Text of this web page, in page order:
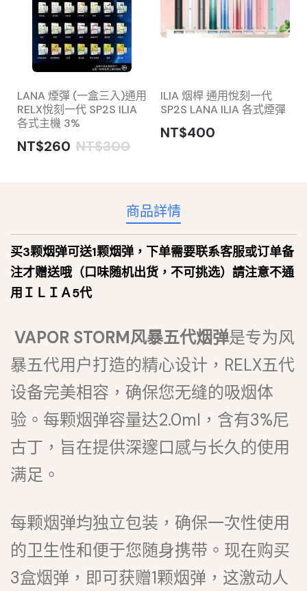
LANA 煙彈 (一盒三入)通用
RELX悅刻一代 SP2S ILIA
各式主機 3%
NT$260 NT$300
ILIA 烟桿 通用悅刻一代
SP2S LANA ILIA 各式煙彈
NT$400
商品詳情
买3颗烟弹可送1颗烟弹， 下单需要联系客服或订单备
注才赠送哦（口味随机出货，不可挑选）請注意不通
用ＩＬＩＡ5代
VAPOR STORM风暴五代烟弹是专为风
暴五代用户打造的精心设计，RELX五代
设备完美相容，确保您无缝的吸烟体
验。每颗烟弹容量达2.0ml，含有3%尼
古丁，旨在提供深邃口感与长久的使用
满足。
每颗烟弹均独立包装，确保一次性使用
的卫生性和便于您随身携带。现在购买
3盒烟弹，即可获赠1颗烟弹，这激动人